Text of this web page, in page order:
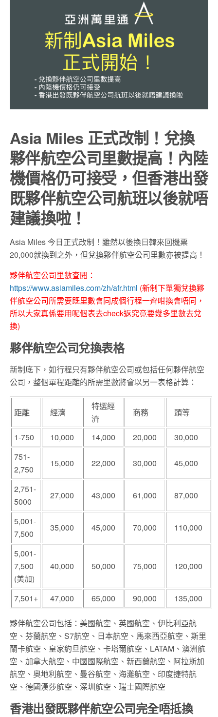
Asia Miles 正式改制！兌換
夥伴航空公司里數提高！內陸
機價格仍可接受，但香港出發
既夥伴航空公司航班以後就唔
建議換啦！
Asia Miles 今日正式改制！雖然以後換日韓來回機票
20,000就換到之外，但兌換夥伴航空公司里數亦被提高！
夥伴航空公司里數查閱：
https://www.asiamiles.com/zh/afr.html (新制下單獨兌換夥
伴航空公司所需要既里數會同成個行程一齊咁換會唔同，
所以大家真係要用呢個表去check返究竟要幾多里數去兌
換)
夥伴航空公司兌換表格
新制底下，如行程只有夥伴航空公司或包括任何夥伴航空
公司，整個單程距離的所需里數將會以另一表格計算：
距離 經濟
特選經
濟
商務 頭等
1-750 10,000 14,000 20,000
30,000
751-
2,750
15,000 22,000 30,000 45,000
2,751-
5000
27,000 43,000 61,000 87,000
5,001-
7,500
35,000 45,000 70,000 110,000
5,001-
7,500
(美加)
40,000 50,000 75,000 120,000
7,501+ 47,000 65,000 90,000 135,000
夥伴航空公司包括：美國航空、英國航空、伊比利亞航
空、芬蘭航空、S7航空、日本航空、馬來西亞航空、斯里
蘭卡航空、皇家約旦航空、卡塔爾航空、LATAM、澳洲航
空、加拿大航空、中國國際航空、新西蘭航空、阿拉斯加
航空、奧地利航空、曼谷航空、海灘航空、印度捷特航
空、德國漢莎航空、深圳航空、瑞士國際航空
香港出發既夥伴航空公司完全唔抵換